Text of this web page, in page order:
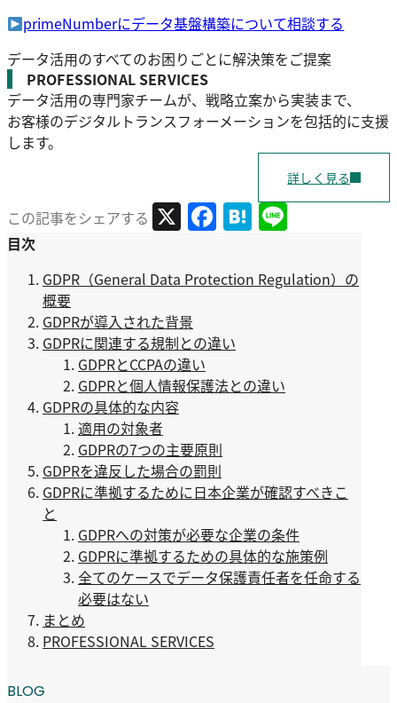
primeNumberにデータ基盤構築について相談する
データ活用のすべてのお困りごとに解決策をご提案
PROFESSIONAL SERVICES
データ活用の専門家チームが、戦略立案から実装まで、
お客様のデジタルトランスフォーメーションを包括的に支援
します。
詳しく見る
この記事をシェアする X Facebook
Hatena
Line
目次
GDPR（General Data Protection Regulation）の
概要
GDPRが導入された背景
GDPRに関連する規制との違い
GDPRとCCPAの違い
GDPRと個人情報保護法との違い
GDPRの具体的な内容
適用の対象者
GDPRの7つの主要原則
GDPRを違反した場合の罰則
GDPRに準拠するために日本企業が確認すべきこ
と
GDPRへの対策が必要な企業の条件
GDPRに準拠するための具体的な施策例
全てのケースでデータ保護責任者を任命する
必要はない
まとめ
PROFESSIONAL SERVICES
BLOG